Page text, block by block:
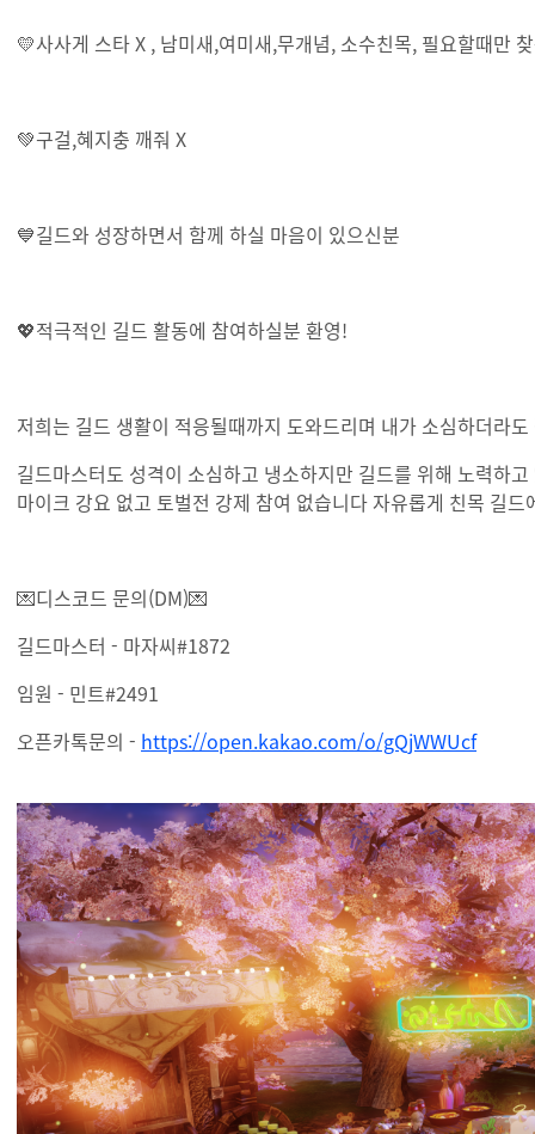
💛사사게 스타 X , 남미새,여미새,무개념, 소수친목, 필요할때만
💚구걸,혜지충 깨줘 X
💙길드와 성장하면서 함께 하실 마음이 있으신분
💖적극적인 길드 활동에 참여하실분 환영!
저희는 길드 생활이 적응될때까지 도와드리며 내가 소심하더라
길드마스터도 성격이 소심하고 냉소하지만 길드를 위해 노력하
마이크 강요 없고 토벌전 강제 참여 없습니다 자유롭게 친목 길
💌디스코드 문의(DM)💌
길드마스터 - 마자씨#1872
임원 - 민트#2491
오픈카톡문의 - https://open.kakao.com/o/gQjWWUcf